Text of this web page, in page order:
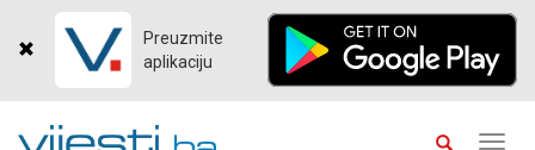
Preuzmite
aplikaciju